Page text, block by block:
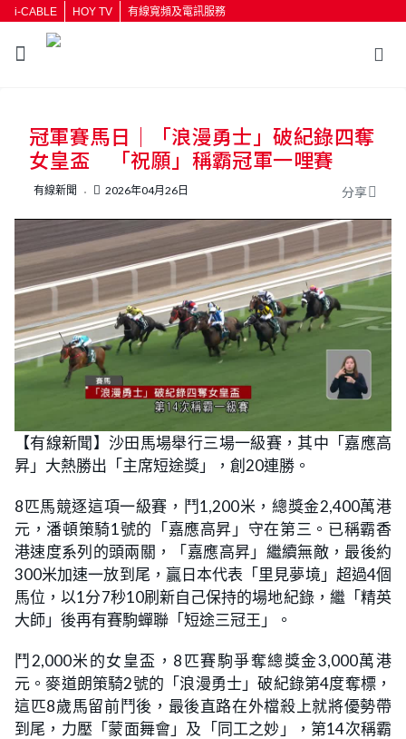
i-CABLE HOY TV 有線寬頻及電訊服務
按輸入鍵開始搜尋
冠軍賽馬日｜「浪漫勇士」破紀錄四奪
女皇盃 「祝願」稱霸冠軍一哩賽
有線新聞 2026年04月26日 分享
【有線新聞】沙田馬場舉行三場一級賽，其中「嘉應高
昇」大熱勝出「主席短途獎」，創20連勝。
8匹馬競逐這項一級賽，鬥1,200米，總獎金2,400萬港
元，潘頓策騎1號的「嘉應高昇」守在第三。已稱霸香
港速度系列的頭兩關，「嘉應高昇」繼續無敵，最後約
300米加速一放到尾，贏日本代表「里見夢境」超過4個
馬位，以1分7秒10刷新自己保持的場地紀錄，繼「精英
大師」後再有賽駒蟬聯「短途三冠王」。
鬥2,000米的女皇盃，8匹賽駒爭奪總獎金3,000萬港
元。麥道朗策騎2號的「浪漫勇士」破紀錄第4度奪標，
這匹8歲馬留前鬥後，最後直路在外檔殺上就將優勢帶
到尾，力壓「蒙面舞會」及「同工之妙」，第14次稱霸